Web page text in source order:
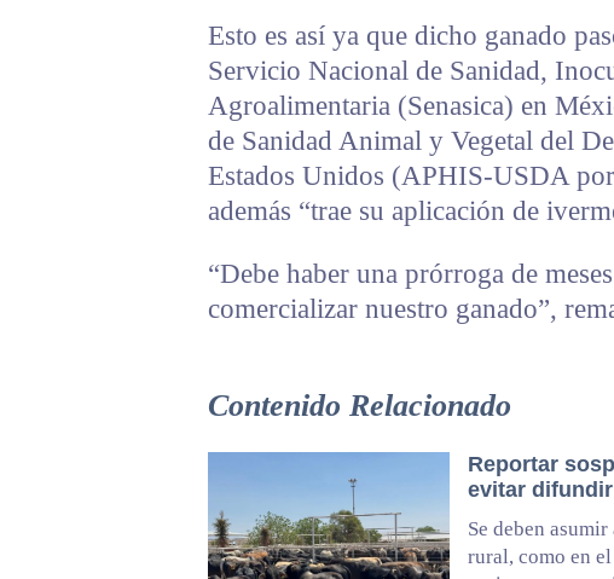
Esto es así ya que dicho ganado
Servicio Nacional de Sanidad,
Agroalimentaria (Senasica) en
de Sanidad Animal y Vegetal del
Estados Unidos (APHIS-USDA
además “trae su aplicación de
“Debe haber una prórroga de
comercializar nuestro ganado”,
Contenido Relacionado
Reportar
evitar
Se deben
rural, como en